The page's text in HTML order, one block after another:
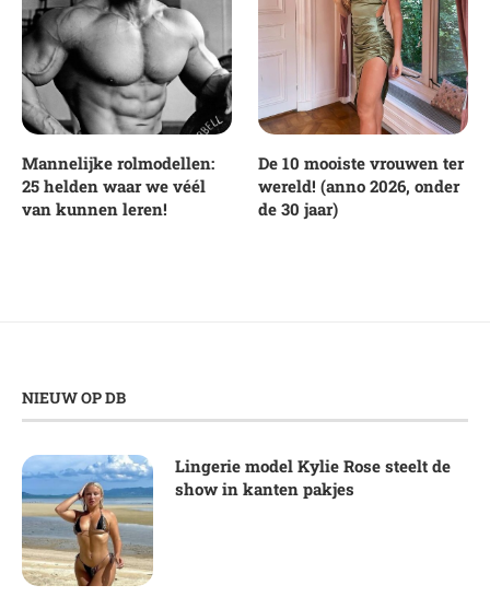
Mannelijke rolmodellen:
25 helden waar we véél
van kunnen leren!
De 10 mooiste vrouwen ter
wereld! (anno 2026, onder
de 30 jaar)
NIEUW OP DB
Lingerie model Kylie Rose steelt de
show in kanten pakjes